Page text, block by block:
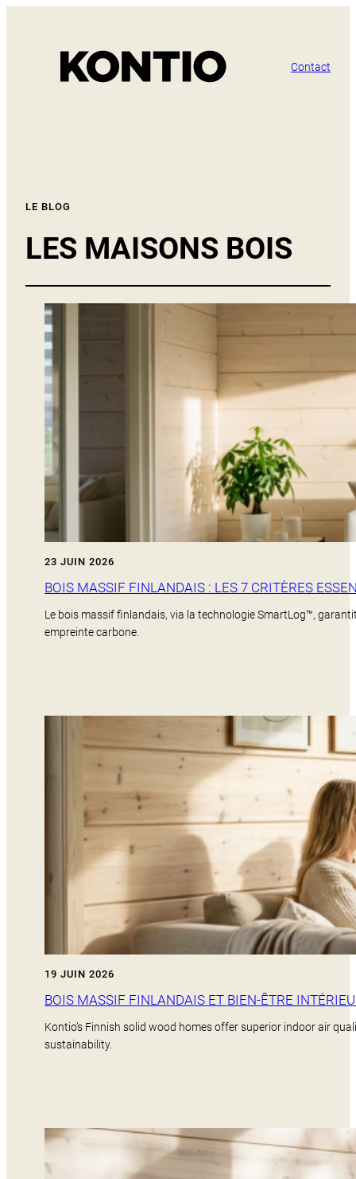
Contact
LE BLOG
LES MAISONS BOIS
23 JUIN 2026
BOIS MASSIF FINLANDAIS : LES 7 CRITÈRES
Le bois massif finlandais, via la technologie SmartLog™,
empreinte carbone.
19 JUIN 2026
BOIS MASSIF FINLANDAIS ET BIEN-ÊTRE
Kontio’s Finnish solid wood homes offer superior indoor air
sustainability.